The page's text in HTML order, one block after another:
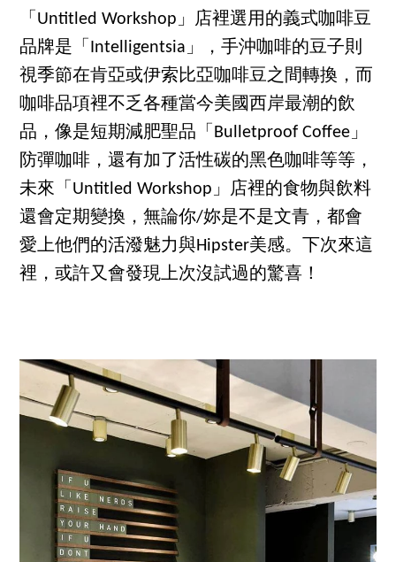
「Untitled Workshop」店裡選用的義式咖啡豆
品牌是「Intelligentsia」，手沖咖啡的豆子則
視季節在肯亞或伊索比亞咖啡豆之間轉換，而
咖啡品項裡不乏各種當今美國西岸最潮的飲
品，像是短期減肥聖品「Bulletproof Coffee」
防彈咖啡，還有加了活性碳的黑色咖啡等等，
未來「Untitled Workshop」店裡的食物與飲料
還會定期變換，無論你/妳是不是文青，都會
愛上他們的活潑魅力與Hipster美感。下次來這
裡，或許又會發現上次沒試過的驚喜！